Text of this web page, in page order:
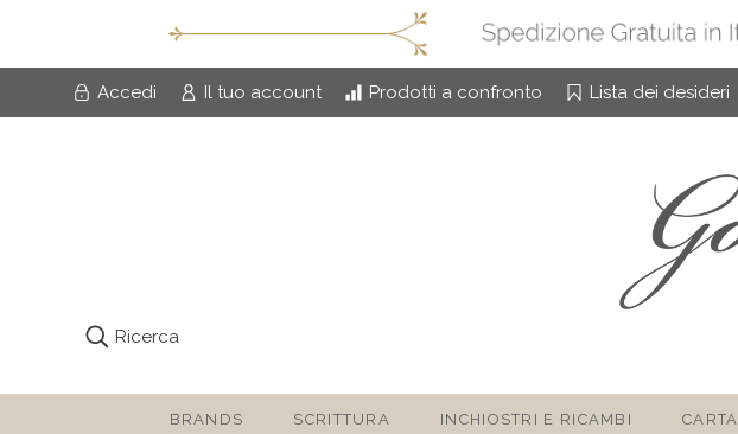
Accedi Il tuo account Prodotti a confronto Lista dei desideri
Ricerca
BRANDS SCRITTURA INCHIOSTRI E RICAMBI CARTA